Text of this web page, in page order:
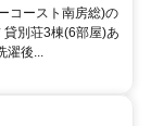
コースト南房総)の
別荘3棟(6部屋)あ
濯後...